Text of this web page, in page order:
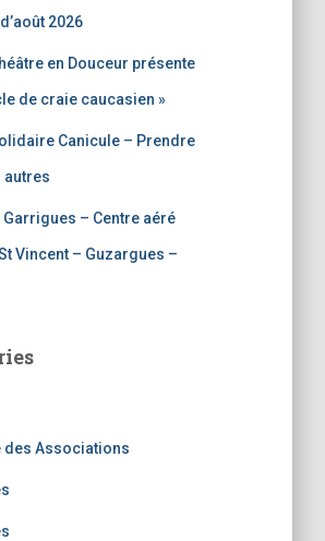
2026
en Douceur présente
de craie caucasien »
Canicule – Prendre
autres
Garrigues – Centre aéré
Vincent – Guzargues –
des Associations